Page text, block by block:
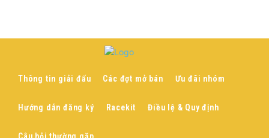
Thông tin giải đấu Các đợt mở bán Ưu đãi nhóm
Hướng dẫn đăng ký Racekit Điều lệ & Quy định
Câu hỏi thường gặp